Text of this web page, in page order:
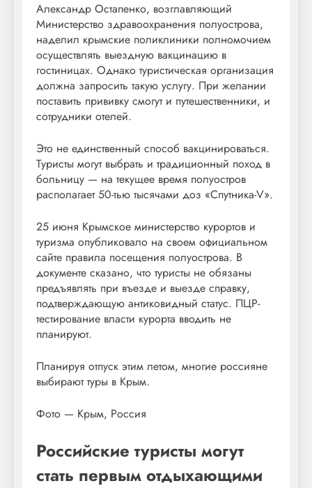
Александр Остапенко, возглавляющий
Министерство здравоохранения полуострова,
наделил крымские поликлиники полномочием
осуществлять выездную вакцинацию в
гостиницах. Однако туристическая организация
должна запросить такую услугу. При желании
поставить прививку смогут и путешественники, и
сотрудники отелей.
Это не единственный способ вакцинироваться.
Туристы могут выбрать и традиционный поход в
больницу — на текущее время полуостров
располагает 50-тью тысячами доз «Спутника-V».
25 июня Крымское министерство курортов и
туризма опубликовало на своем официальном
сайте правила посещения полуострова. В
документе сказано, что туристы не обязаны
предъявлять при въезде и выезде справку,
подтверждающую антиковидный статус. ПЦР-
тестирование власти курорта вводить не
планируют.
Планируя отпуск этим летом, многие россияне
выбирают туры в Крым.
Фото — Крым, Россия
Российские туристы могут
стать первым отдыхающими